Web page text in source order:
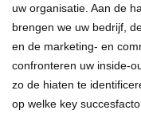
uw organisatie. Aan de
brengen we uw bedrijf,
en de marketing- en
confronteren uw inside-
zo de hiaten te
op welke key